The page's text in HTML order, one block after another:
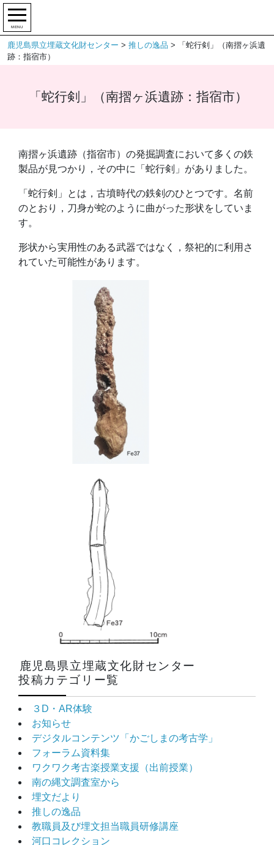
MENU
鹿児島県立埋蔵文化財センター > 推しの逸品 >
「蛇行剣」（南摺ヶ浜遺
跡：指宿市）
「蛇行剣」（南摺ヶ浜遺跡：指宿市）
鹿児島県立埋蔵文化財センター
投稿カテゴリー覧
３D・AR体験
お知らせ
デジタルコンテンツ「かごしまの考古学」
フォーラム資料集
ワクワク考古楽授業支援（出前授業）
南の縄文調査室から
埋文だより
推しの逸品
教職員及び埋文担当職員研修講座
河口コレクション
南摺ヶ浜遺跡（指宿市）の発掘調査において多くの鉄
製品が見つかり，その中に「蛇行剣」がありました。
「蛇行剣」とは，古墳時代の鉄剣のひとつです。名前
のとおり，刀身が蛇のように曲がった形状をしていま
す。
形状から実用性のある武器ではなく，祭祀的に利用さ
れていた可能性があります。